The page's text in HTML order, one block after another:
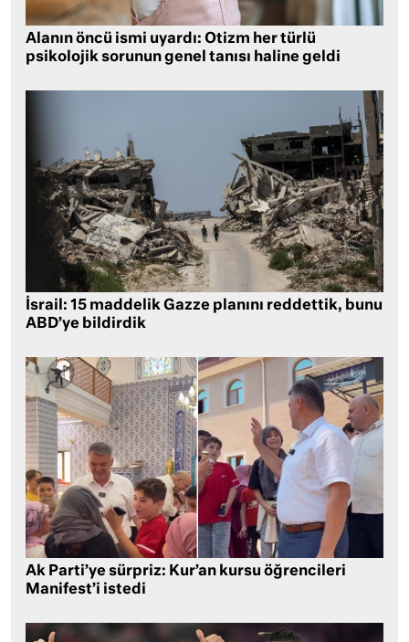
Alanın öncü ismi uyardı: Otizm her türlü
psikolojik sorunun genel tanısı haline geldi
İsrail: 15 maddelik Gazze planını reddettik, bunu
ABD’ye bildirdik
Ak Parti’ye sürpriz: Kur’an kursu öğrencileri
Manifest’i istedi